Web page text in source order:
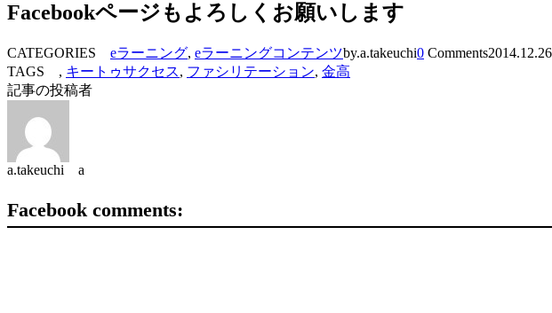
Facebookページもよろしくお願いします
CATEGORIES eラーニング, eラーニングコンテンツby.a.takeuchi0 Comments2014.12.26
TAGS , キートゥサクセス, ファシリテーション, 金高
記事の投稿者
a.takeuchi a
Facebook comments: